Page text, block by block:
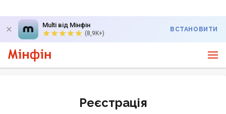
Multi від Мінфін
(8,9K+)
ВСТАНОВИТИ
Реєстрація